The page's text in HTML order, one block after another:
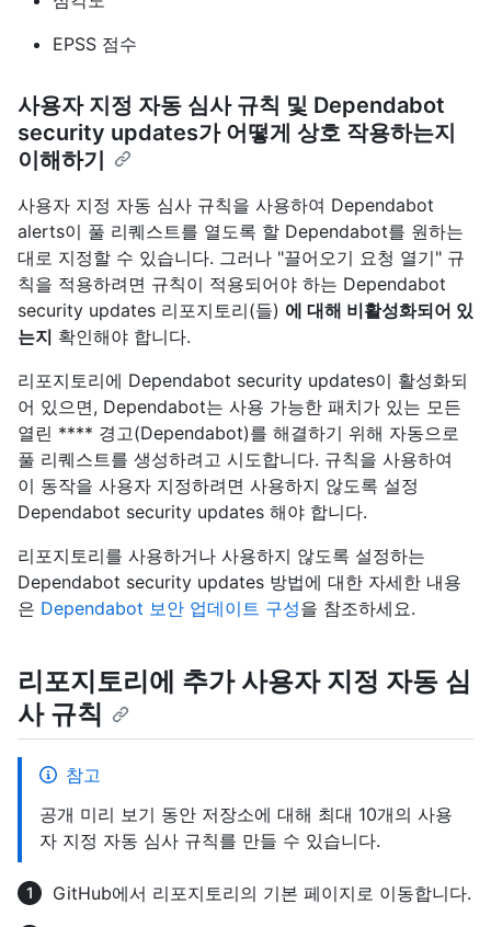
EPSS 점수
사용자 지정 자동 심사 규칙 및 Dependabot
security updates가 어떻게 상호 작용하는지
이해하기
사용자 지정 자동 심사 규칙을 사용하여 Dependabot
alerts이 풀 리퀘스트를 열도록 할 Dependabot를 원하는
대로 지정할 수 있습니다. 그러나 "끌어오기 요청 열기" 규
칙을 적용하려면 규칙이 적용되어야 하는 Dependabot
security updates 리포지토리(들) 에 대해 비활성화되어 있
는지 확인해야 합니다.
리포지토리에 Dependabot security updates이 활성화되
어 있으면, Dependabot는 사용 가능한 패치가 있는 모든
열린 **** 경고(Dependabot)를 해결하기 위해 자동으로
풀 리퀘스트를 생성하려고 시도합니다. 규칙을 사용하여
이 동작을 사용자 지정하려면 사용하지 않도록 설정
Dependabot security updates 해야 합니다.
리포지토리를 사용하거나 사용하지 않도록 설정하는
Dependabot security updates 방법에 대한 자세한 내용
은 Dependabot 보안 업데이트 구성을 참조하세요.
리포지토리에 추가 사용자 지정 자동 심
사 규칙
참고
공개 미리 보기 동안 저장소에 대해 최대 10개의 사용
자 지정 자동 심사 규칙를 만들 수 있습니다.
GitHub에서 리포지토리의 기본 페이지로 이동합니다.